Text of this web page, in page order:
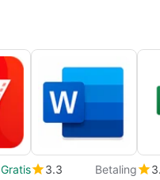
Gratis
3.3
Betaling